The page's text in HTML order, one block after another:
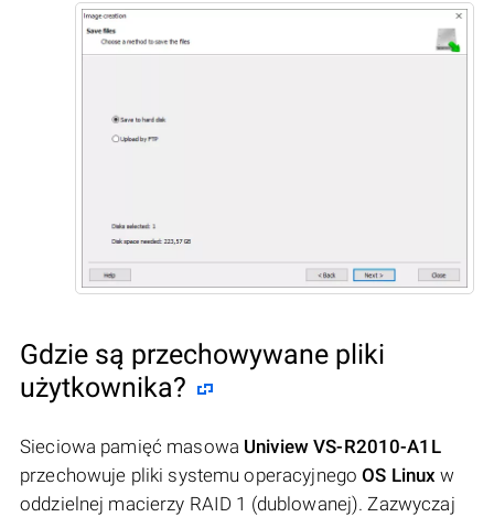
Gdzie są przechowywane pliki
użytkownika?
Sieciowa pamięć masowa Uniview VS-R2010-A1L
przechowuje pliki systemu operacyjnegoOS Linux w
oddzielnej macierzy RAID 1 (dublowanej). Zazwyczaj